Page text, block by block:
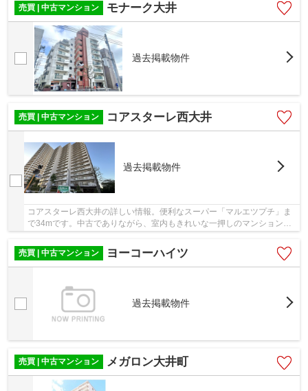
売買 | 中古マンション
モナーク大井
過去掲載物件
売買 | 中古マンション コアスターレ西大井
過去掲載物件
コアスターレ西大井の詳しい情報。便利なスーパー「マルエツプチ」ま
で34mです。中古でありながら、室内もきれいな一押しのマンションと
なっています。こちらのエレベーター付きの物件...
売買 | 中古マンション
ヨーコーハイツ
過去掲載物件
売買 | 中古マンション メガロン大井町